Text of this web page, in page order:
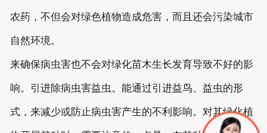
农药，不但会对绿色植物造成危害，而且还会污染城市
自然环境。
来确保病虫害也不会对绿化苗木生长发育导致不好的影
响。引进除病虫害益虫。能通过引进益鸟、益虫的形
式，来减少或防止病虫害产生的不利影响。对其绿化植